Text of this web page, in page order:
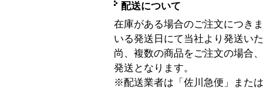
配送について
在庫がある場合のご注文につき
いる発送日にて当社より発送い
尚、複数の商品をご注文の場合
発送となります。
※配送業者は「佐川急便」また